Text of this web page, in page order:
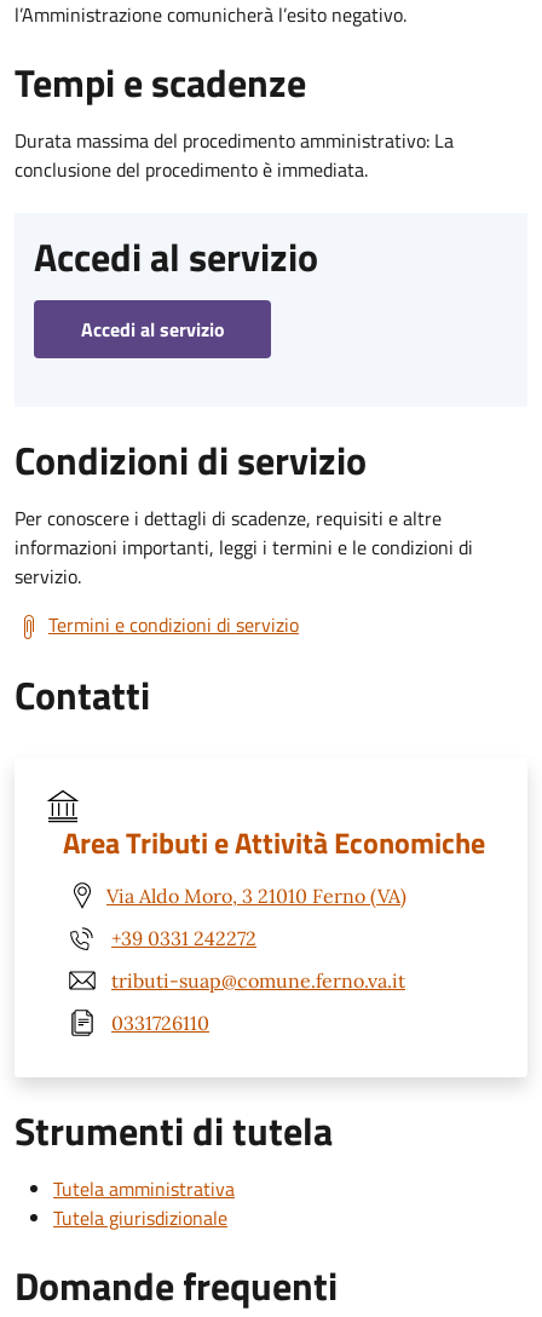
l’Amministrazione comunicherà l’esito negativo.
Tempi e scadenze
Durata massima del procedimento amministrativo: La
conclusione del procedimento è immediata.
Accedi al servizio
Accedi al servizio
Condizioni di servizio
Per conoscere i dettagli di scadenze, requisiti e altre
informazioni importanti, leggi i termini e le condizioni di
servizio.
Termini e condizioni di servizio
Contatti
Area Tributi e Attività Economiche
Via Aldo Moro, 3 21010 Ferno (VA)
+39 0331 242272
tributi-suap@comune.ferno.va.it
0331726110
Strumenti di tutela
Tutela amministrativa
Tutela giurisdizionale
Domande frequenti